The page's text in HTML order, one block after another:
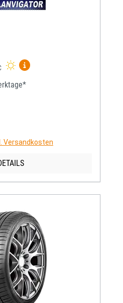
Mehr Informationen zum
Versandkosten